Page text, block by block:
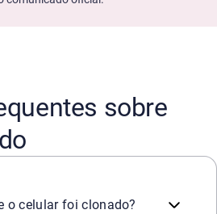
sobre
o celular foi clonado?